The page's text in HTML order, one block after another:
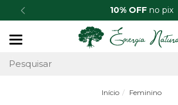
10% OFFno pix
Início Feminino